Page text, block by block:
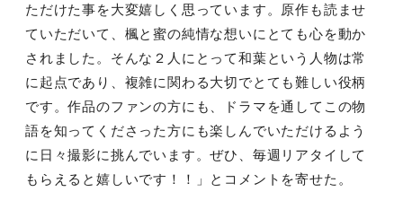
ただけた事を大変嬉しく思っています。原作も読ませ
ていただいて、楓と蜜の純情な想いにとても心を動か
されました。そんな２人にとって和葉という人物は常
に起点であり、複雑に関わる大切でとても難しい役柄
です。作品のファンの方にも、ドラマを通してこの物
語を知ってくださった方にも楽しんでいただけるよう
に日々撮影に挑んでいます。ぜひ、毎週リアタイして
もらえると嬉しいです！！」とコメントを寄せた。